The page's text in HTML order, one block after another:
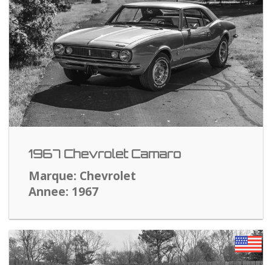
1967 Chevrolet Camaro
Marque: Chevrolet
Annee: 1967